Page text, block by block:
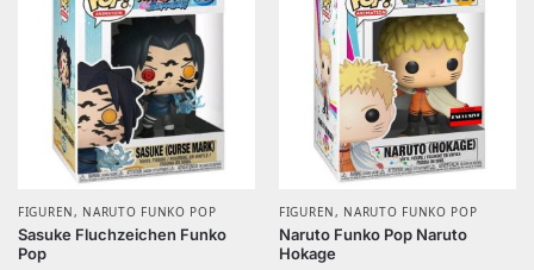
FIGUREN, NARUTO FUNKO POP
Sasuke Fluchzeichen Funko
Pop
FIGUREN, NARUTO FUNKO POP
Naruto Funko Pop Naruto
Hokage